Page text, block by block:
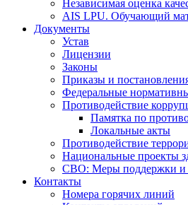
Независимая оценка
AIS LPU. Обучающий
Документы
Устав
Лицензии
Законы
Приказы и
Федеральные
Противодействие
Памятка по
Локальные акты
Противодействие
Национальные проекты
СВО: Меры поддержки и
Контакты
Номера горячих линий